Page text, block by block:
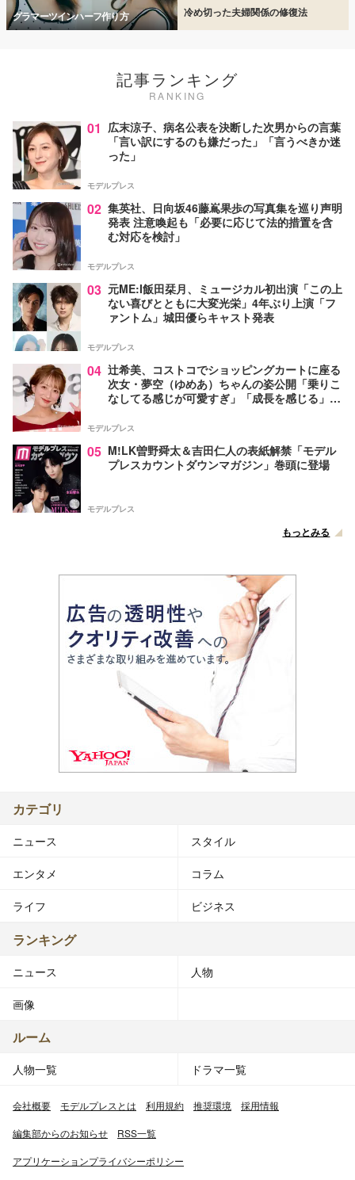
グラマーツインハーフ作り方 冷め切った夫婦関係の修復法
記事ランキング
RANKING
01 広末涼子、病名公表を決断した次男からの言葉
「言い訳にするのも嫌だった」「言うべきか迷
った」
モデルプレス
02 集英社、日向坂46藤嶌果歩の写真集を巡り声明
発表 注意喚起も「必要に応じて法的措置を含
む対応を検討」
モデルプレス
03 元ME:I飯田栞月、ミュージカル初出演「この上
ない喜びとともに大変光栄」4年ぶり上演「フ
ァントム」城田優らキャスト発表
モデルプレス
04 辻希美、コストコでショッピングカートに座る
次女・夢空（ゆめあ）ちゃんの姿公開「乗りこ
なしてる感じが可愛すぎ」「成長を感じる」の
モデルプレス
05 M!LK曽野舜太＆吉田仁人の表紙解禁「モデル
プレスカウントダウンマガジン」巻頭に登場
モデルプレス
もっとみる
カテゴリ
ニュース スタイル
エンタメ コラム
ライフ ビジネス
ランキング
ニュース 人物
画像
ルーム
人物一覧 ドラマ一覧
会社概要 モデルプレスとは 利用規約 推奨環境 採用情報
編集部からのお知らせ RSS一覧
アプリケーションプライバシーポリシー